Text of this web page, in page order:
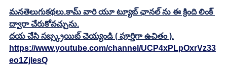
మనతెలుగుకథలు.కామ్ వారి యూ ట్యూబ్ ఛానల్ ను ఈ క్రింది లింక్
ద్వారా చేరుకోవచ్చును.
దయ చేసి సబ్స్క్రయిబ్ చెయ్యండి ( పూర్తిగా ఉచితం ).
https://www.youtube.com/channel/UCP4xPLpOxrVz33
eo1ZjlesQ